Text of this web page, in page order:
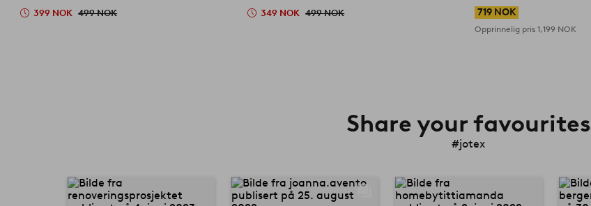
399 NOK 499 NOK 349 NOK 499 NOK
719 NOK
Opprinnelig pris1,199 NOK
Share your favourites
#jotex